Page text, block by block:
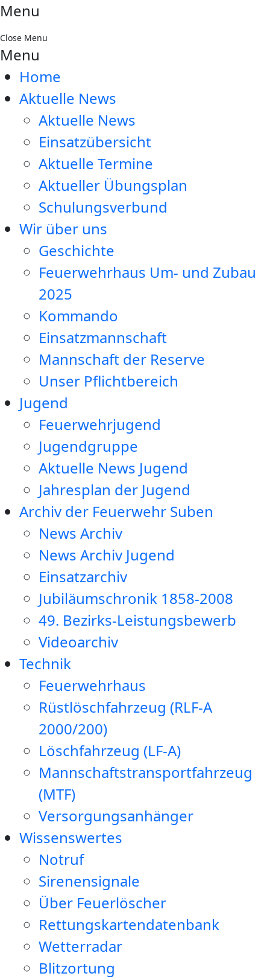
Menu
Close Menu
Menu
Home
Aktuelle News
Aktuelle News
Einsatzübersicht
Aktuelle Termine
Aktueller Übungsplan
Schulungsverbund
Wir über uns
Geschichte
Feuerwehrhaus Um- und Zubau
2025
Kommando
Einsatzmannschaft
Mannschaft der Reserve
Unser Pflichtbereich
Jugend
Feuerwehrjugend
Jugendgruppe
Aktuelle News Jugend
Jahresplan der Jugend
Archiv der Feuerwehr Suben
News Archiv
News Archiv Jugend
Einsatzarchiv
Jubiläumschronik 1858-2008
49. Bezirks-Leistungsbewerb
Videoarchiv
Technik
Feuerwehrhaus
Rüstlöschfahrzeug (RLF-A
2000/200)
Löschfahrzeug (LF-A)
Mannschaftstransportfahrzeug
(MTF)
Versorgungsanhänger
Wissenswertes
Notruf
Sirenensignale
Über Feuerlöscher
Rettungskartendatenbank
Wetterradar
Blitzortung